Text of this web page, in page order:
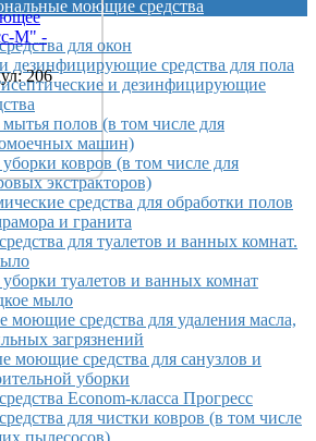
моющие средства
для окон
средства для пола
и дезинфицирующие
полов (в том числе для
машин)
ковров (в том числе для
экстракторов)
средства для обработки полов
и гранита
для туалетов и ванных комнат.
туалетов и ванных комнат
мыло
средства для удаления масла,
загрязнений
моющие средства для санузлов и
уборки
Econom-класса Прогресс
для чистки ковров (в том числе
пылесосов)
М" -
206